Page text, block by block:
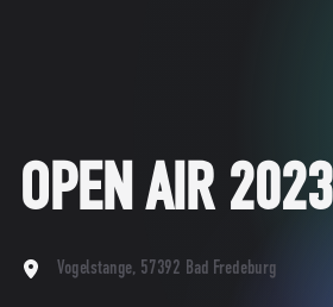
OPEN AIR 2023
Vogelstange, 57392 Bad Fredeburg